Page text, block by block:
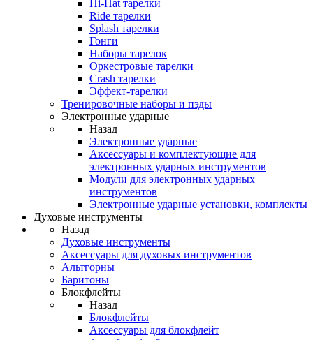
Hi-Hat тарелки
Ride тарелки
Splash тарелки
Гонги
Наборы тарелок
Оркестровые тарелки
Сrash тарелки
Эффект-тарелки
Тренировочные наборы и пэды
Электронные ударные
Назад
Электронные ударные
Аксессуары и комплектующие для
электронных ударных инструментов
Модули для электронных ударных
инструментов
Электронные ударные установки, комплекты
Духовые инструменты
Назад
Духовые инструменты
Аксессуары для духовых инструментов
Альтгорны
Баритоны
Блокфлейты
Назад
Блокфлейты
Аксессуары для блокфлейт